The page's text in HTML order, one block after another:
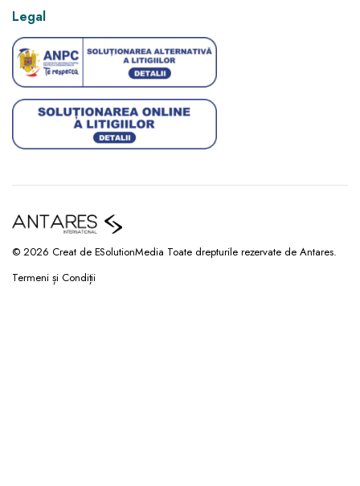
Legal
© 2026 Creat de ESolutionMedia Toate drepturile rezervate de Antares.
Termeni și Condiții